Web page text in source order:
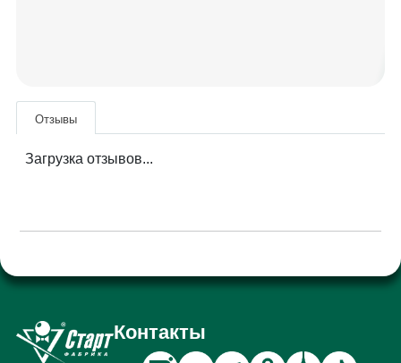
Отзывы
Загрузка отзывов...
Контакты